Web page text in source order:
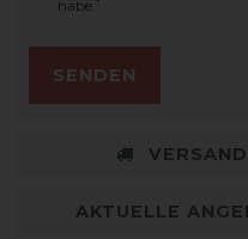
habe.
SENDEN
AKTUELLE